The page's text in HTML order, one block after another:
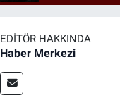
EDITÖR HAKKINDA
Haber Merkezi